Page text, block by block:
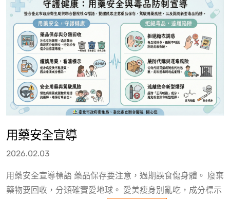
用藥安全宣導
2026.02.03
用藥安全宣導標語 藥品保存要注意，過期誤食傷身體。 廢棄
藥物要回收，分類確實愛地球。 愛美瘦身別亂吃，成分標示